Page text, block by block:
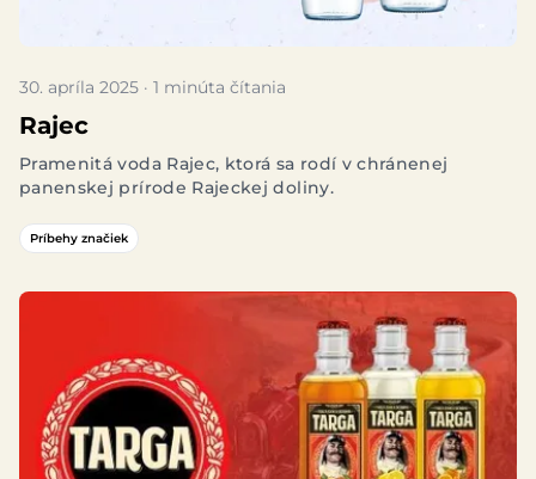
30. apríla 2025 · 1 minúta čítania
Rajec
Pramenitá voda Rajec, ktorá sa rodí v chránenej
panenskej prírode Rajeckej doliny.
Príbehy značiek